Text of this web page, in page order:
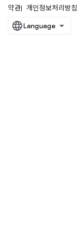
약관 개인정보처리방침